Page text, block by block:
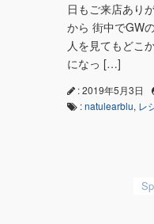
日もご来店あり
から 街中でGW
人を見てもどこ
になっ […]
: 2019年5月3日
:natulearblu, レ